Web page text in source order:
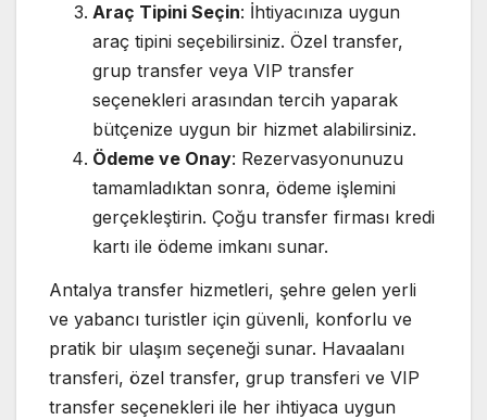
Araç Tipini Seçin: İhtiyacınıza uygun
araç tipini seçebilirsiniz. Özel transfer,
grup transfer veya VIP transfer
seçenekleri arasından tercih yaparak
bütçenize uygun bir hizmet alabilirsiniz.
Ödeme ve Onay: Rezervasyonunuzu
tamamladıktan sonra, ödeme işlemini
gerçekleştirin. Çoğu transfer firması kredi
kartı ile ödeme imkanı sunar.
Antalya transfer hizmetleri, şehre gelen yerli
ve yabancı turistler için güvenli, konforlu ve
pratik bir ulaşım seçeneği sunar. Havaalanı
transferi, özel transfer, grup transferi ve VIP
transfer seçenekleri ile her ihtiyaca uygun